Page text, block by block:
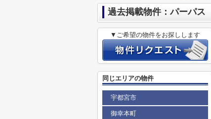
過去掲載物件：パーパス
▼ご希望の物件をお探しします
同じエリアの物件
宇都宮市
御幸本町